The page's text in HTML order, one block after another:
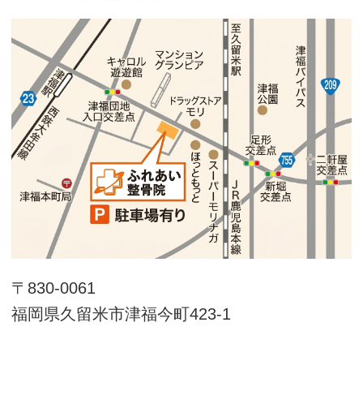
〒830-0061
福岡県久留米市津福今町423-1